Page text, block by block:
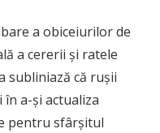
a obiceiurilor de
a cererii și ratele
subliniază că rușii
în a-și actualiza
pentru sfârșitul